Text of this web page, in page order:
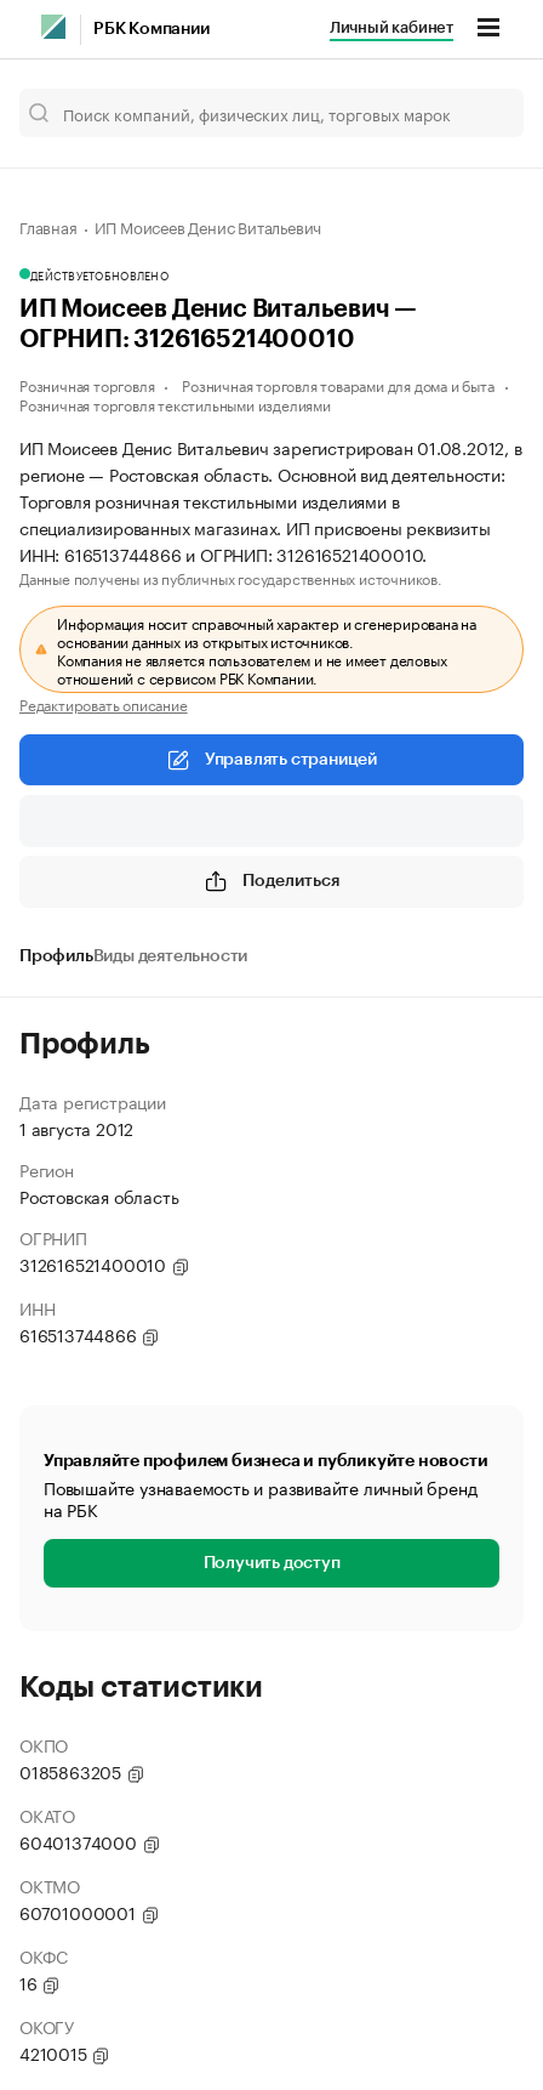
РБК Компании Личный кабинет
Главная ИП Моисеев Денис Витальевич
ДЕЙСТВУЕТОБНОВЛЕНО
ИП Моисеев Денис Витальевич —
ОГРНИП: 312616521400010
Розничная торговля
Розничная торговля товарами для дома и быта
Розничная торговля текстильными изделиями
ИП Моисеев Денис Витальевич зарегистрирован 01.08.2012, в
регионе — Ростовская область. Основной вид деятельности:
Торговля розничная текстильными изделиями в
специализированных магазинах. ИП присвоены реквизиты
ИНН: 616513744866 и ОГРНИП: 312616521400010.
Данные получены из публичных государственных источников.
Информация носит справочный характер и сгенерирована на
основании данных из открытых источников.
Компания не является пользователем и не имеет деловых
отношений с сервисом РБК Компании.
Редактировать описание
Управлять страницей
Поделиться
ПрофильВиды деятельности
Профиль
Дата регистрации
1 августа 2012
Регион
Ростовская область
ОГРНИП
312616521400010
ИНН
616513744866
Управляйте профилем бизнеса и публикуйте новости
Повышайте узнаваемость и развивайте личный бренд
на РБК
Получить доступ
Коды статистики
ОКПО
0185863205
ОКАТО
60401374000
ОКТМО
60701000001
ОКФС
16
ОКОГУ
4210015